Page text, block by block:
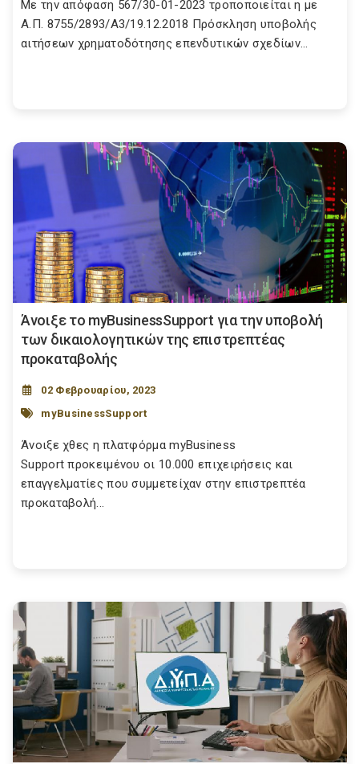
Με την απόφαση 567/30-01-2023 τροποποιείται η με
Α.Π. 8755/2893/Α3/19.12.2018 Πρόσκληση υποβολής
αιτήσεων χρηματοδότησης επενδυτικών σχεδίων...
Άνοιξε το myBusinessSupport για την υποβολή
των δικαιολογητικών της επιστρεπτέας
προκαταβολής
02 Φεβρουαρίου, 2023
myBusinessSupport
Άνοιξε χθες η πλατφόρμα myBusiness
Support προκειμένου οι 10.000 επιχειρήσεις και
επαγγελματίες που συμμετείχαν στην επιστρεπτέα
προκαταβολή...